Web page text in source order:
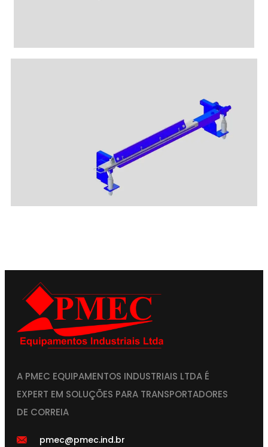
A PMEC EQUIPAMENTOS INDUSTRIAIS LTDA É
EXPERT EM SOLUÇÕES PARA TRANSPORTADORES
DE CORREIA
pmec@pmec.ind.br